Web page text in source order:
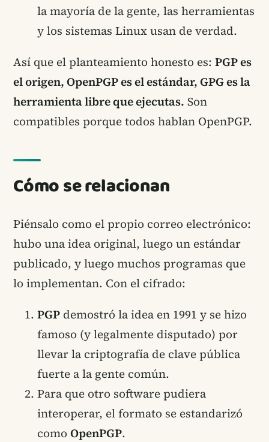
la mayoría de la gente, las herramientas
y los sistemas Linux usan de verdad.
Así que el planteamiento honesto es: PGP es
el origen, OpenPGP es el estándar, GPG es la
herramienta libre que ejecutas. Son
compatibles porque todos hablan OpenPGP.
Cómo se relacionan
Piénsalo como el propio correo electrónico:
hubo una idea original, luego un estándar
publicado, y luego muchos programas que
lo implementan. Con el cifrado:
PGP demostró la idea en 1991 y se hizo
famoso (y legalmente disputado) por
llevar la criptografía de clave pública
fuerte a la gente común.
Para que otro software pudiera
interoperar, el formato se estandarizó
como OpenPGP.